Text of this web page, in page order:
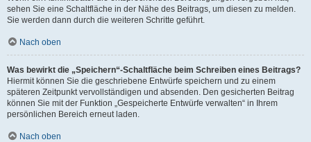
sehen Sie eine Schaltfläche in der Nähe des Beitrags, um diesen zu melden.
Sie werden dann durch die weiteren Schritte geführt.
Nach oben
Was bewirkt die „Speichern“-Schaltfläche beim Schreiben eines Beitrags?
Hiermit können Sie die geschriebene Entwürfe speichern und zu einem
späteren Zeitpunkt vervollständigen und absenden. Den gesicherten Beitrag
können Sie mit der Funktion „Gespeicherte Entwürfe verwalten“ in Ihrem
persönlichen Bereich erneut laden.
Nach oben